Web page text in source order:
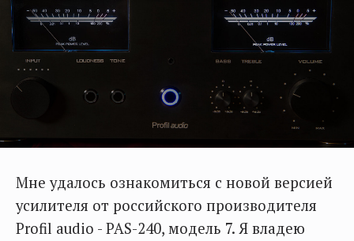
Мне удалось ознакомиться с новой версией
усилителя от российского производителя
Profil audio - PAS-240, модель 7. Я владею